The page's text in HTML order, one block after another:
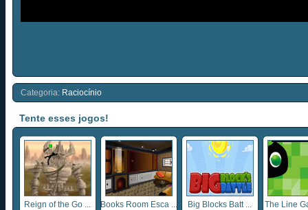
Categoria: Raciocínio
Tente esses jogos!
Reign of the Go ... Books Room Esca ... Big Blocks Batt ... The Line